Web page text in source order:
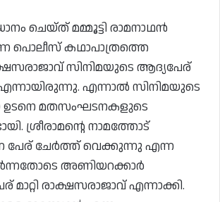
ചെയ്ത് മമ്മൂട്ടി രാമനാഥൻ
കഥാപാത്രത്തെ
സിനിമയുടെ ആദ്യപേര്
എന്നാൽ സിനിമയുടെ
ഉടനെ മതസംഘടനകളുടെ
ശ്രീരാമന്റെ നാമത്തോട്
പേര് ചേർത്ത് വെക്കുന്നു എന്ന
അണിയറക്കാർ
മാറ്റി രാക്ഷസരാജാവ് എന്നാക്കി.